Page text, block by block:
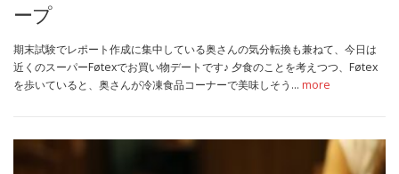
ープ
期末試験でレポート作成に集中している奥さんの気分転換も兼ねて、今日は
近くのスーパーFøtexでお買い物デートです♪ 夕食のことを考えつつ、Føtex
を歩いていると、奥さんが冷凍食品コーナーで美味しそう… more